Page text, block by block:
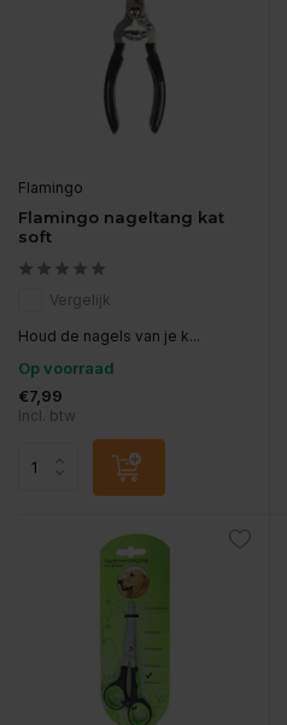
Flamingo
Flamingo nageltang kat
soft
Vergelijk
Houd de nagels van je k...
Op voorraad
€7,99
Incl. btw